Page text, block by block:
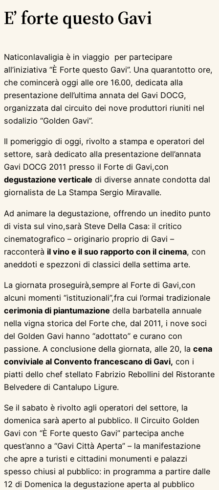
E’ forte questo Gavi
Naticonlavaligia è in viaggio per partecipare
all’iniziativa “È Forte questo Gavi”. Una quarantotto ore,
che comincerà oggi alle ore 16.00, dedicata alla
presentazione dell’ultima annata del Gavi DOCG,
organizzata dal circuito dei nove produttori riuniti nel
sodalizio “Golden Gavi”.
Il pomeriggio di oggi, rivolto a stampa e operatori del
settore, sarà dedicato alla presentazione dell’annata
Gavi DOCG 2011 presso il Forte di Gavi,con
degustazione verticale di diverse annate condotta dal
giornalista de La Stampa Sergio Miravalle.
Ad animare la degustazione, offrendo un inedito punto
di vista sul vino,sarà Steve Della Casa: il critico
cinematografico – originario proprio di Gavi –
racconterà il vino e il suo rapporto con il cinema, con
aneddoti e spezzoni di classici della settima arte.
La giornata proseguirà,sempre al Forte di Gavi,con
alcuni momenti “istituzionali”,fra cui l’ormai tradizionale
cerimonia di piantumazione della barbatella annuale
nella vigna storica del Forte che, dal 2011, i nove soci
del Golden Gavi hanno “adottato” e curano con
passione. A conclusione della giornata, alle 20, la cena
conviviale al Convento francescano di Gavi, con i
piatti dello chef stellato Fabrizio Rebollini del Ristorante
Belvedere di Cantalupo Ligure.
Se il sabato è rivolto agli operatori del settore, la
domenica sarà aperto al pubblico. Il Circuito Golden
Gavi con “È Forte questo Gavi” partecipa anche
quest’anno a “Gavi Città Aperta” – la manifestazione
che apre a turisti e cittadini monumenti e palazzi
spesso chiusi al pubblico: in programma a partire dalle
12 di Domenica la degustazione aperta al pubblico